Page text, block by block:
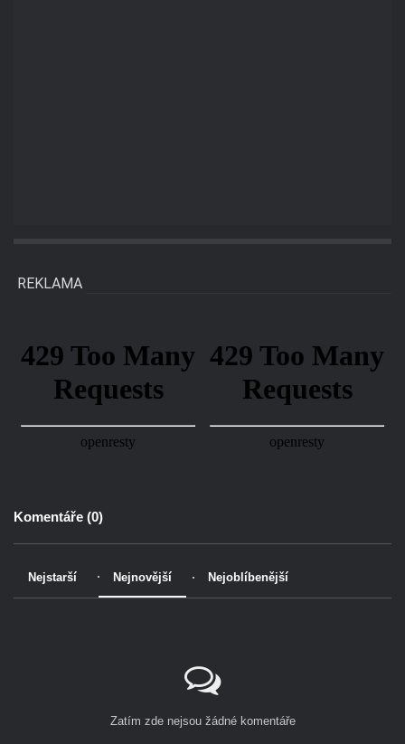
REKLAMA
Komentáře (0)
Nejstarší Nejnovější Nejoblíbenější
Zatím zde nejsou žádné komentáře